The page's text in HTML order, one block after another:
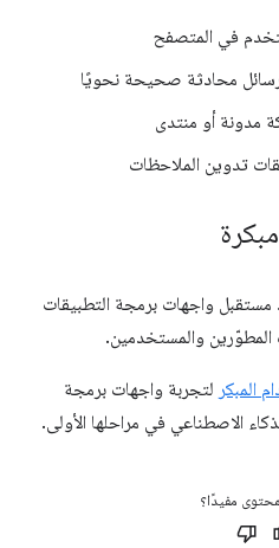
في المتصفح
محادثة صحيحة نحويًا
مدونة أو منتدى
تدوين الملاحظات
واجهات برمجة التطبيقات
المطوّرين والمستخدمين.
المبكر لتجربة واجهات برمجة
الاصطناعي في مراحلها الأولى.
مفيدًا؟